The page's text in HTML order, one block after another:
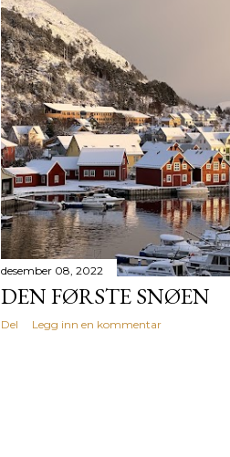
desember 08, 2022
DEN FØRSTE SNØEN
Del Legg inn en kommentar